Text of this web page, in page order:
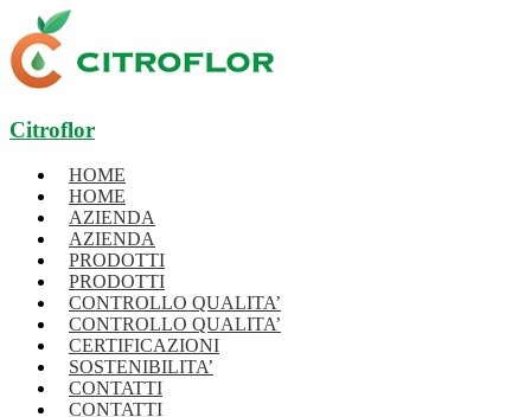
Citroflor
HOME
HOME
AZIENDA
AZIENDA
PRODOTTI
PRODOTTI
CONTROLLO QUALITA’
CONTROLLO QUALITA’
CERTIFICAZIONI
SOSTENIBILITA’
CONTATTI
CONTATTI